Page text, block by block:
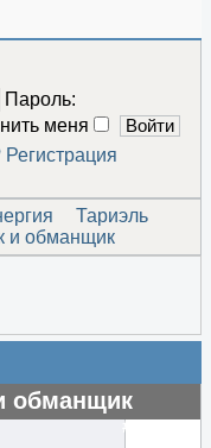
Пароль:
меня
Регистрация
Тариэль
и обманщик
обманщик
#129649